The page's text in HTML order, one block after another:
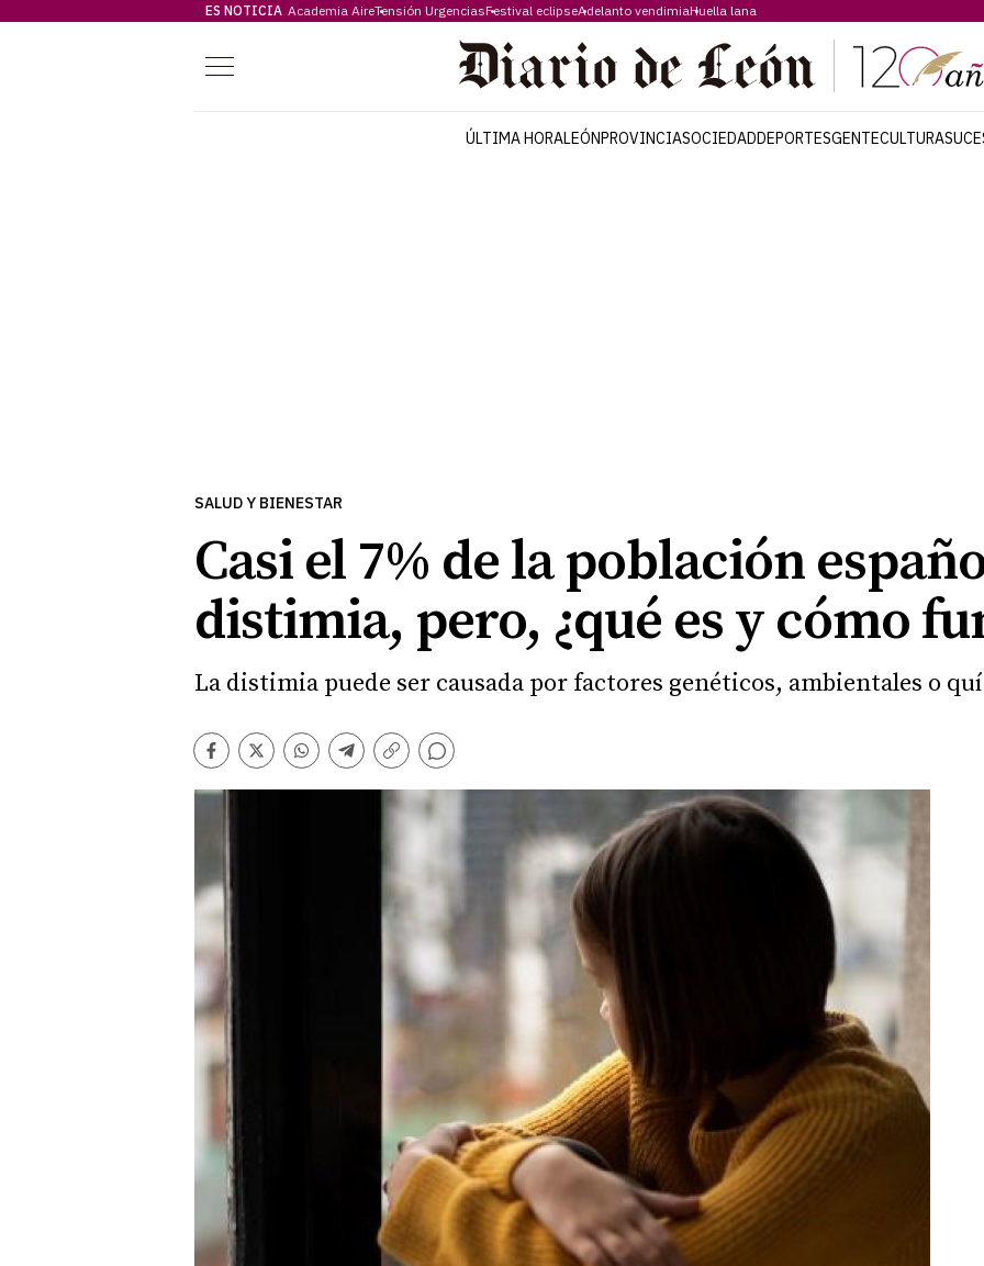
ES NOTICIA Academia AireTensión UrgenciasFestival eclipseAdelanto vendimiaHuella lana
Menú
ÚLTIMA HORALEÓNPROVINCIASOCIEDADDEPORTESGENTECULTURA
SALUD Y BIENESTAR
Casi el 7% de la población
distimia, pero, ¿qué es y cómo
La distimia puede ser causada por factores genéticos, ambientales o
Facebook
TwitterWhatsapp
Telegram
Copiar
enlace
Comentarios